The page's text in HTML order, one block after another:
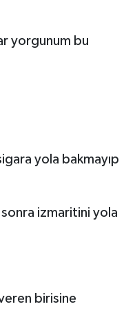
yorgunum bu
yola bakmayıp
sonra izmaritini yola
birisine